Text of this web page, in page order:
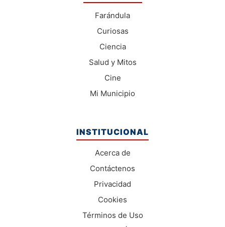
Farándula
Curiosas
Ciencia
Salud y Mitos
Cine
Mi Municipio
INSTITUCIONAL
Acerca de
Contáctenos
Privacidad
Cookies
Términos de Uso